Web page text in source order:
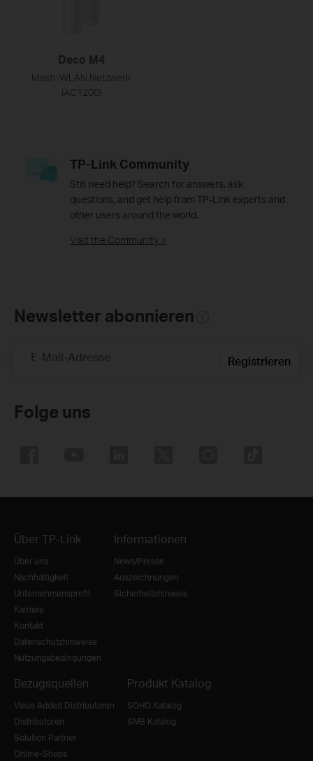
Deco M4
Mesh-WLAN Netzwerk
(AC1200)
TP-Link Community
Still need help? Search for answers, ask
questions, and get help from TP-Link experts and
other users around the world.
Visit the Community >
Newsletter abonnieren
E-Mail-Adresse Registrieren
Folge uns
Über TP-Link
Über uns
Nachhaltigkeit
Unternehmensprofil
Karriere
Kontakt
Datenschutzhinweise
Nutzungsbedingungen
Informationen
News/Presse
Auszeichnungen
Sicherheitshinweis
Bezugsquellen
Value Added Distributoren
Distributoren
Solution Partner
Online-Shops
Produkt Katalog
SOHO Katalog
SMB Katalog